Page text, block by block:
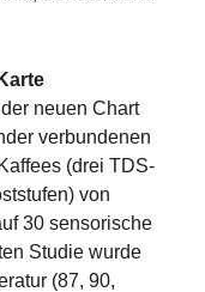
neuen Chart
verbundenen
(drei TDS-
von
30 sensorische
Studie wurde
(87, 90,